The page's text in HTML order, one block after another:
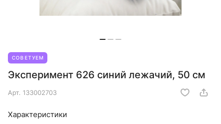
СОВЕТУЕМ
Эксперимент 626 синий лежачий, 50 см
Арт. 133002703
Характеристики